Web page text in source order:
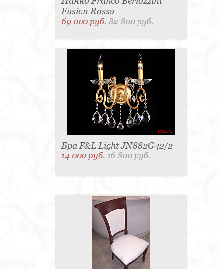
Fusion Rosso
69 000 руб.82 800 руб.
Бра F&L Light JN882G42/2
14 000 руб.16 800 руб.